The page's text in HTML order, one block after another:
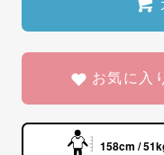
お気に入
158cm /